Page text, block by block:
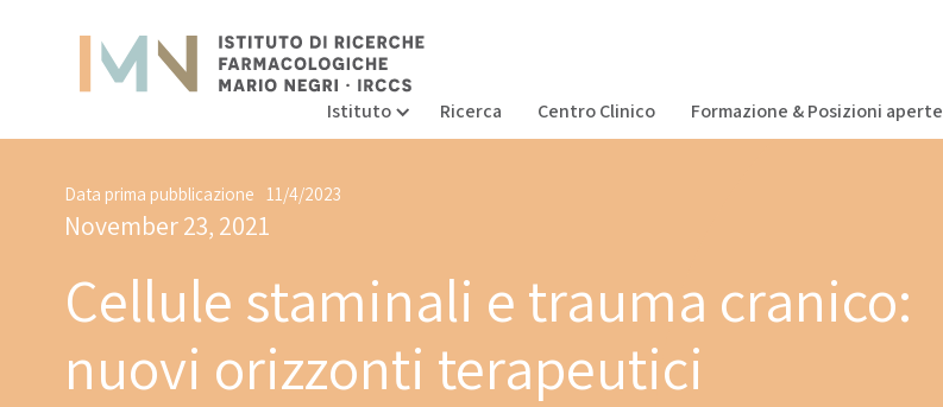
Istituto Ricerca Centro Clinico Formazione & Posizioni aperte
Data prima pubblicazione 11/4/2023
November 23, 2021
Cellule staminali e trauma cranico:
nuovi orizzonti terapeutici